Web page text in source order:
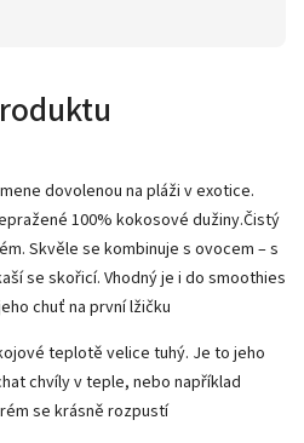
dovolenou na pláži v exotice.
100% kokosové dužiny.Čistý
Skvěle se kombinuje s ovocem – s
se skořicí. Vhodný je i do smoothies
chuť na první lžičku
teplotě velice tuhý. Je to jeho
chvíly v teple, nebo například
se krásně rozpustí